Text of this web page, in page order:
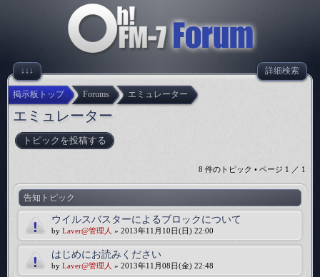
↓↓↓ 詳細検索
掲示板トップ Forums エミュレーター
エミュレーター
トピックを投稿する
8 件のトピック • ページ 1 ／ 1
告知トピック
ウイルスバスターによるブロックについて
by Laver@管理人 » 2013年11月10日(日) 22:00
はじめにお読みください
by Laver@管理人 » 2013年11月08日(金) 22:48